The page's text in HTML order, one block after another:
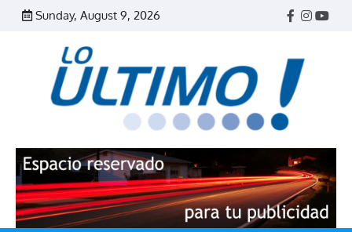
Skip
Sunday, August 9, 2026
Facebook